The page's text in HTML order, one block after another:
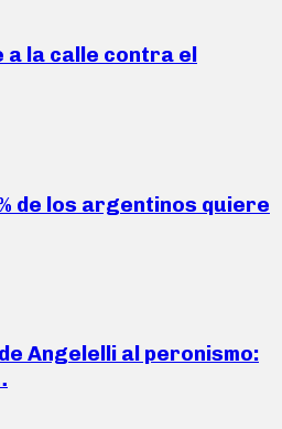
a la calle contra el
de los argentinos quiere
Angelelli al peronismo: